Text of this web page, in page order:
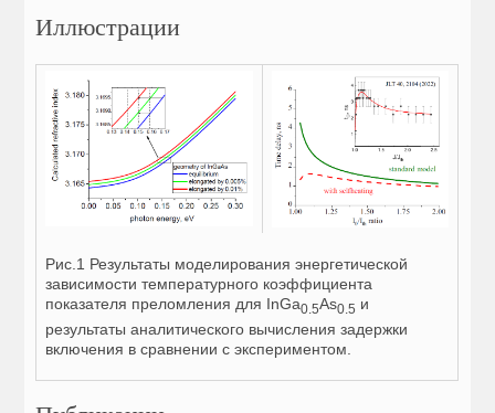
Иллюстрации
Рис.1 Результаты моделирования энергетической
зависимости температурного коэффициента
показателя преломления для InGa0.5As0.5 и
результаты аналитического вычисления задержки
включения в сравнении с экспериментом.